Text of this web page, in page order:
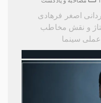
اصغر فرهادی
و نقش مخاطب
سینما